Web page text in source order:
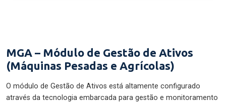
MGA – Módulo de Gestão de Ativos
(Máquinas Pesadas e Agrícolas)
O módulo de Gestão de Ativos está altamente configurado
através da tecnologia embarcada para gestão e monitoramento